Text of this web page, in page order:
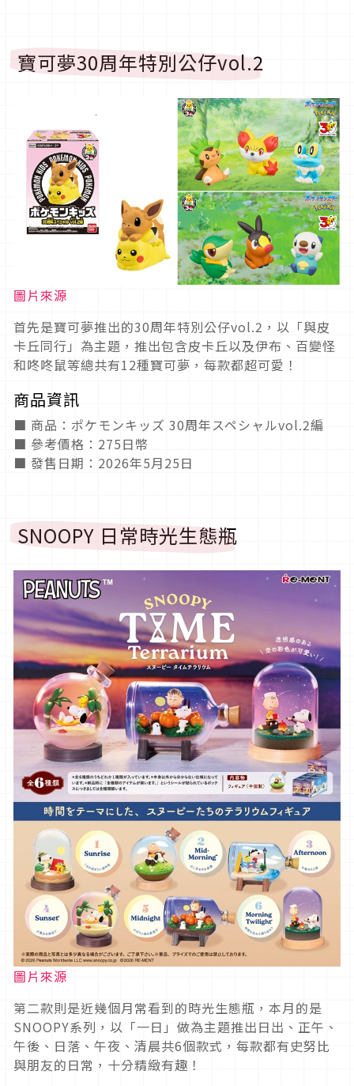
寶可夢30周年特別公仔vol.2
圖片來源
首先是寶可夢推出的30周年特別公仔vol.2，以「與皮
卡丘同行」為主題，推出包含皮卡丘以及伊布、百變怪
和咚咚鼠等總共有12種寶可夢，每款都超可愛！
商品資訊
■ 商品：ポケモンキッズ 30周年スペシャルvol.2編
■ 參考價格：275日幣
■ 發售日期：2026年5月25日
SNOOPY 日常時光生態瓶
圖片來源
第二款則是近幾個月常看到的時光生態瓶，本月的是
SNOOPY系列，以「一日」做為主題推出日出、正午、
午後、日落、午夜、清晨共6個款式，每款都有史努比
與朋友的日常，十分精緻有趣！